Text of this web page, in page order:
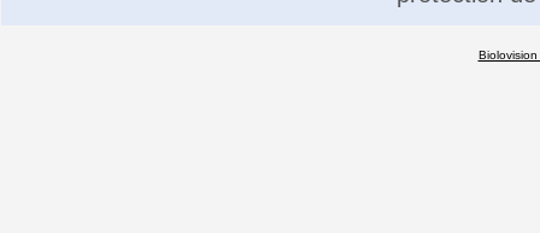
Biolovision